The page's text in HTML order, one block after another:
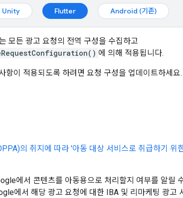
Unity Flutter Android (기존)
모든 광고 요청의 전역 구성을 수집하고
에 의해 적용됩니다.
항이 적용되도록 하려면 요청 구성을 업데이트하세요.
의 취지에 따라 '아동 대상 서비스로 취급하기 위
에서 콘텐츠를 아동용으로 처리할지 여부를 알릴
에서 해당 광고 요청에 대한 IBA 및 리마케팅 광고